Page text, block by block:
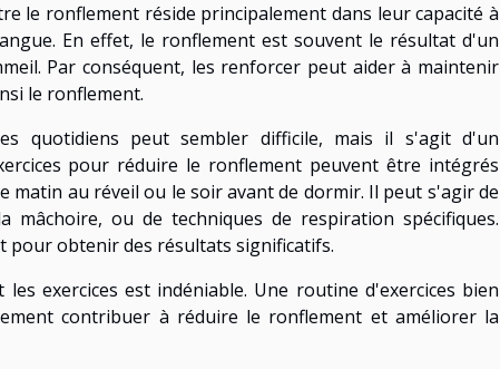
le ronflement réside principalement dans leur capacité à
En effet, le ronflement est souvent le résultat d'un
Par conséquent, les renforcer peut aider à maintenir
le ronflement.
quotidiens peut sembler difficile, mais il s'agit d'un
pour réduire le ronflement peuvent être intégrés
matin au réveil ou le soir avant de dormir. Il peut s'agir de
ou de techniques de respiration spécifiques.
pour obtenir des résultats significatifs.
exercices est indéniable. Une routine d'exercices bien
contribuer à réduire le ronflement et améliorer la